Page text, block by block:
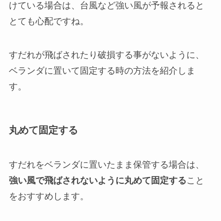
けている場合は、台風など強い風が予報されると
とても心配ですね。
すだれが飛ばされたり破損する事がないように、
ベランダに置いて固定する時の方法を紹介しま
す。
丸めて固定する
すだれをベランダに置いたまま保管する場合は、
強い風で飛ばされないように丸めて固定すること
をおすすめします。